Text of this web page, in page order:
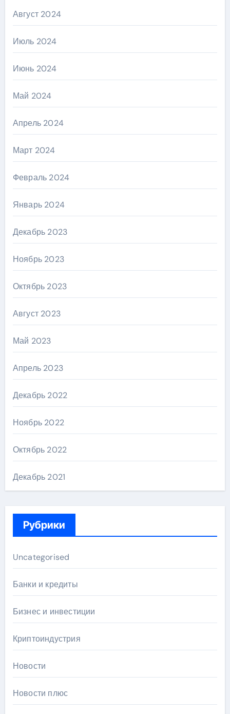
Август 2024
Июль 2024
Июнь 2024
Май 2024
Апрель 2024
Март 2024
Февраль 2024
Январь 2024
Декабрь 2023
Ноябрь 2023
Октябрь 2023
Август 2023
Май 2023
Апрель 2023
Декабрь 2022
Ноябрь 2022
Октябрь 2022
Декабрь 2021
Рубрики
Uncategorised
Банки и кредиты
Бизнес и инвестиции
Криптоиндустрия
Новости
Новости плюс